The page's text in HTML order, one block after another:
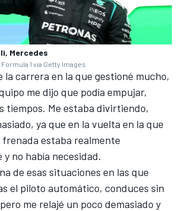
Mercedes
1 via Getty Images
la carrera en la que gestioné mucho,
me dijo que podía empujar,
tiempos. Me estaba divirtiendo,
ya que en la vuelta en la que
estaba realmente
no había necesidad.
de esas situaciones en las que
el piloto automático, conduces sin
me relajé un poco demasiado y